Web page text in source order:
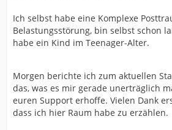
Ich selbst habe eine Komplexe
Belastungsstörung, bin selbst schon
habe ein Kind im Teenager-Alter.
Morgen berichte ich zum aktuellen
das, was es mir gerade unerträglich
euren Support erhoffe. Vielen Dank
dass ich hier Raum habe zu erzählen.